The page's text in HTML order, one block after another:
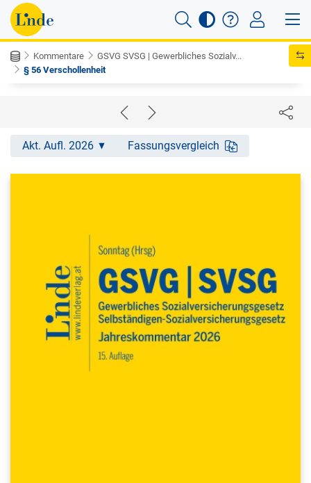
Kommentare
GSVG SVSG | Gewerbliches Sozialv...
§ 56 Verschollenheit
Akt. Aufl. 2026 Fassungsvergleich